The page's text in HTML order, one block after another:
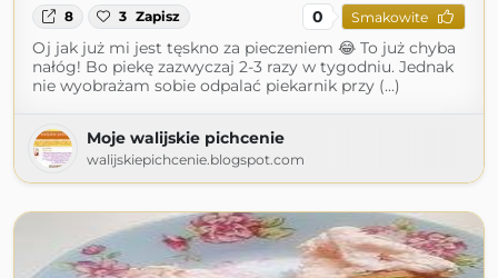
8 3 Zapisz 0 Smakowite
Oj jak już mi jest tęskno za pieczeniem 😂 To już chyba
nałóg! Bo piekę zazwyczaj 2-3 razy w tygodniu. Jednak
nie wyobrażam sobie odpalać piekarnik przy (...)
Moje walijskie pichcenie
walijskiepichcenie.blogspot.com